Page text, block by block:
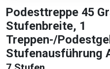
Podesttreppe 45
Stufenbreite, 1
Treppen-/
Stufenausführung